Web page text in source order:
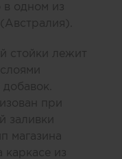
одном из
стойки лежит
при
заливки
магазина
из